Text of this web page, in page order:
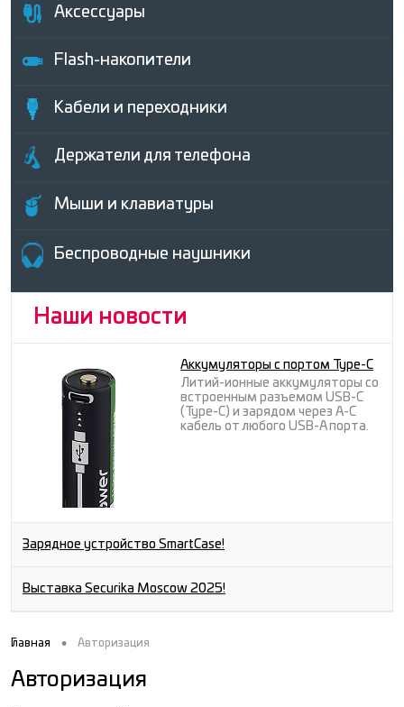
Аксессуары
Flash-накопители
Кабели и переходники
Держатели для телефона
Мыши и клавиатуры
Беcпроводные наушники
Наши новости
Аккумуляторы с портом Type-C
Литий-ионные аккумуляторы со
встроенным разъемом USB-C
(Type-C) и зарядом через A-C
кабель от любого USB-A порта.
Зарядное устройство SmartCase!
Выставка Securika Moscow 2025!
Главная • Авторизация
Авторизация